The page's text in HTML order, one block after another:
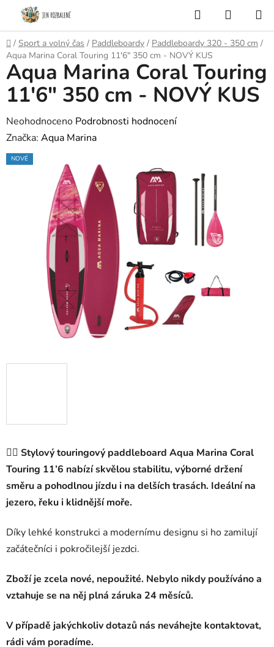
Přejít
obsah
Hledat
KOŠÍK
Domů
/ Sport a volný čas / Paddleboardy / Paddleboardy 320 - 350 cm /
Aqua Marina Coral Touring 11'6" 350 cm - NOVÝ KUS
🏄‍♀️ Stylový touringový paddleboard Aqua Marina Coral
Touring 11’6 nabízí skvělou stabilitu, výborné držení
směru a pohodlnou jízdu i na delších trasách. Ideální na
jezero, řeku i klidnější moře.
Díky lehké konstrukci a modernímu designu si ho zamilují
začátečníci i pokročilejší jezdci.
Zboží je zcela nové, nepoužité. Nebylo nikdy používáno a
vztahuje se na něj plná záruka 24 měsíců.
V případě jakýchkoliv dotazů nás neváhejte kontaktovat,
rádi vám poradíme.
Aqua Marina Coral Touring
11'6" 350 cm - NOVÝ KUS
Průměrné
hodnocení
produktu
hvězdiček.
Neohodnoceno Podrobnosti hodnocení
Značka: Aqua Marina
NOVÉ